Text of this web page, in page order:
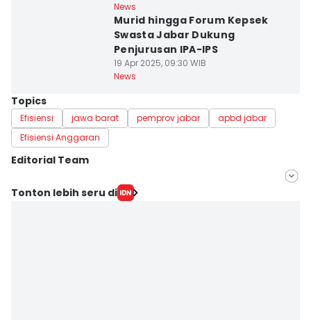
News
Murid hingga Forum Kepsek
Swasta Jabar Dukung
Penjurusan IPA-IPS
19 Apr 2025, 09:30 WIB
News
Topics
Efisiensi jawa barat pemprov jabar
apbd jabar
Efisiensi Anggaran
Editorial Team
Editor
Tonton lebih seru di